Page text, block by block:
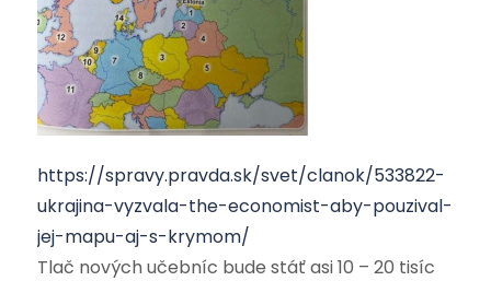
https://spravy.pravda.sk/svet/clanok/533822-
ukrajina-vyzvala-the-economist-aby-pouzival-
jej-mapu-aj-s-krymom/
Tlač nových učebníc bude stáť asi 10 – 20 tisíc